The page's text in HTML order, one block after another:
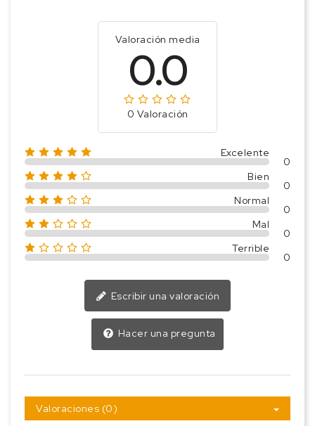
Valoración media
0.0
0 Valoración
Excelente
0
Bien
0
Normal
0
Mal
0
Terrible
0
Escribir una valoración
Hacer una pregunta
Valoraciones (0)